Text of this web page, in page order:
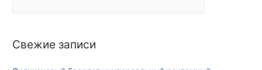
:Свежие записи